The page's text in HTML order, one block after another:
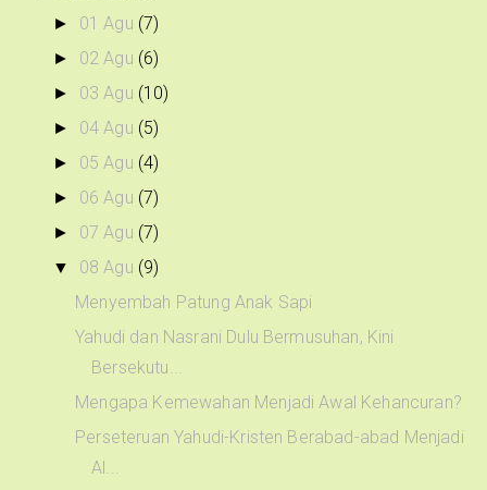
► 01 Agu (7)
► 02 Agu (6)
► 03 Agu (10)
► 04 Agu (5)
► 05 Agu (4)
► 06 Agu (7)
► 07 Agu (7)
▼ 08 Agu (9)
Menyembah Patung Anak Sapi
Yahudi dan Nasrani Dulu Bermusuhan, Kini
Bersekutu...
Mengapa Kemewahan Menjadi Awal Kehancuran?
Perseteruan Yahudi-Kristen Berabad-abad Menjadi
Al...